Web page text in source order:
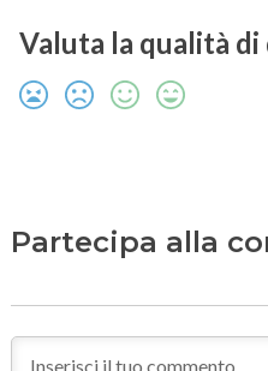
Valuta la qualità
Partecipa alla